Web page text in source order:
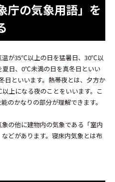
庁の気象用語」を
が35℃以上の日を猛暑日、30℃以
日、0℃未満の日を真冬日といい
日といいます。熱帯夜とは、夕方か
上になる夜のことをいいます。こ
のかなりの部分が理解できます。
の他に建物内の気象である「室内
どがあります。寝床内気象とは布